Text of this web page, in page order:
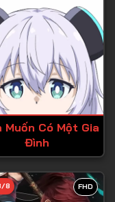
Muốn Có Một Gia
Đình
FHD
8